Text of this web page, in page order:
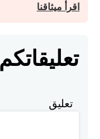
اقرأ ميثاقنا
تعليقاتكم
تعليق